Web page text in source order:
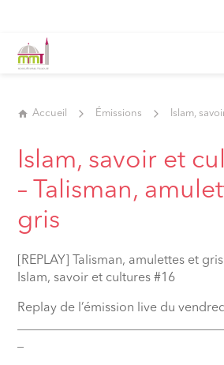
Accueil Émissions Islam,
Islam, savoir et
– Talisman,
gris
[REPLAY] Talisman, amulettes et
Islam, savoir et cultures #16
Replay de l’émission live du